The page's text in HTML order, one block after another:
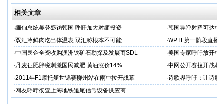
相关文章
·缅甸总统吴登盛访韩国 呼吁加大对缅投资 ·韩国导弹射程可达
·双汇冷鲜肉吃出体温表 双汇称根本不可能 ·WPTL第一阶段直
·中国民企全资收购澳洲铁矿石勘探及发展商SDL ·美国专家呼吁放开
·丹麦征肥胖税刺激国民减肥 黄油涨价14% ·中网公开赛拉开战
·2011年F1摩托艇世锦赛柳州站在雨中拉开战幕 ·诗歌界呼吁：让诗
· 网友呼吁彻查上海地铁追尾信号设备供应商